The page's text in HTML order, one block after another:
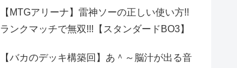
【MTGアリーナ】雷神ソーの正しい使い方!!
ランクマッチで無双!!!【スタンダードBO3】
【バカのデッキ構築回】あ＾～脳汁が出る音